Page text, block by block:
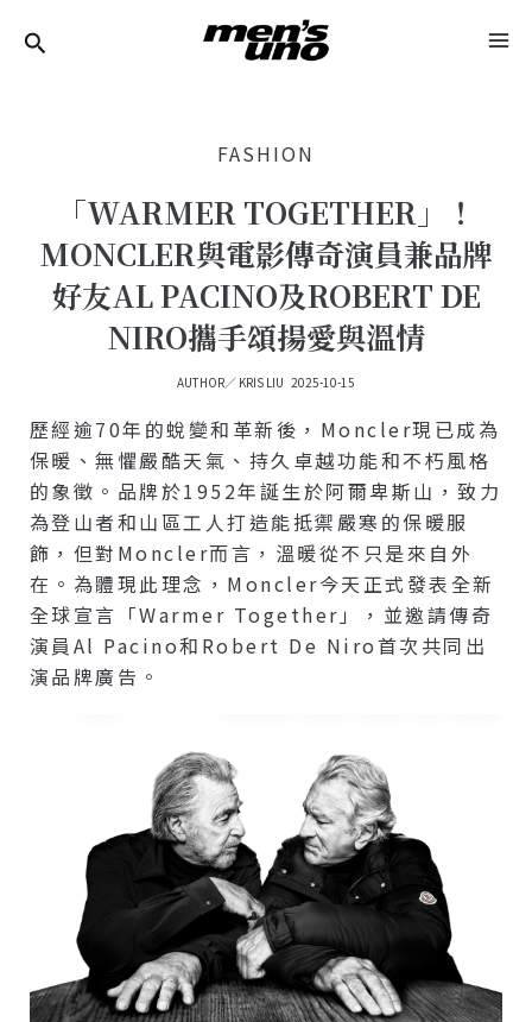
FASHION
「WARMER TOGETHER」！
MONCLER與電影傳奇演員兼品牌
好友AL PACINO及ROBERT DE
NIRO攜手頌揚愛與溫情
AUTHOR／ KRIS LIU 2025-10-15
歷經逾70年的蛻變和革新後，Moncler現已成為
保暖、無懼嚴酷天氣、持久卓越功能和不朽風格
的象徵。品牌於1952年誕生於阿爾卑斯山，致力
為登山者和山區工人打造能抵禦嚴寒的保暖服
飾，但對Moncler而言，溫暖從不只是來自外
在。為體現此理念，Moncler今天正式發表全新
全球宣言「Warmer Together」，並邀請傳奇
演員Al Pacino和Robert De Niro首次共同出
演品牌廣告。
Navigation